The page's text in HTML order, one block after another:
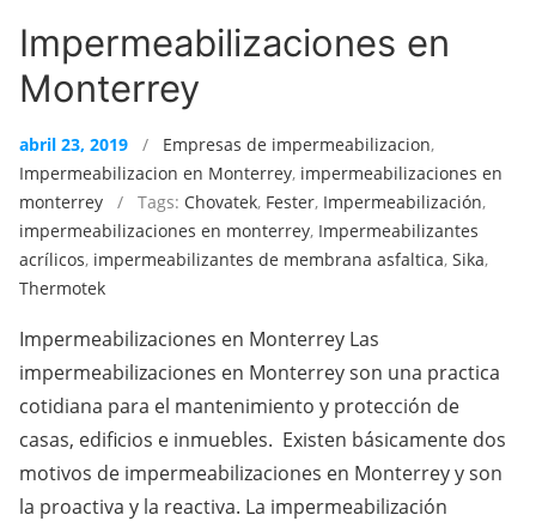
Impermeabilizaciones en
Monterrey
abril 23, 2019 / Empresas de impermeabilizacion,
Impermeabilizacion en Monterrey, impermeabilizaciones en
monterrey / Tags: Chovatek, Fester, Impermeabilización,
impermeabilizaciones en monterrey, Impermeabilizantes
acrílicos, impermeabilizantes de membrana asfaltica, Sika,
Thermotek
Impermeabilizaciones en Monterrey Las
impermeabilizaciones en Monterrey son una practica
cotidiana para el mantenimiento y protección de
casas, edificios e inmuebles. Existen básicamente dos
motivos de impermeabilizaciones en Monterrey y son
la proactiva y la reactiva. La impermeabilización